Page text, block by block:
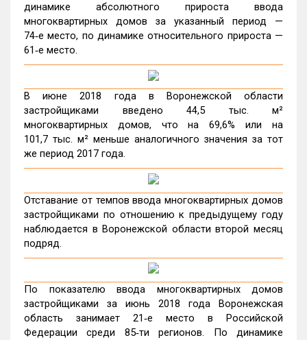
динамике абсолютного прироста ввода
многоквартирных домов за указанный период —
74‑е место, по динамике относительного прироста —
61‑е место.
В июне 2018 года в Воронежской области
застройщиками введено 44,5 тыс. м²
многоквартирных домов, что на 69,6% или на
101,7 тыс. м² меньше аналогичного значения за тот
же период 2017 года.
Отставание от темпов ввода многоквартирных домов
застройщиками по отношению к предыдущему году
наблюдается в Воронежской области второй месяц
подряд.
По показателю ввода многоквартирных домов
застройщиками за июнь 2018 года Воронежская
область занимает 21‑е место в Российской
Федерации среди 85‑ти регионов. По динамике